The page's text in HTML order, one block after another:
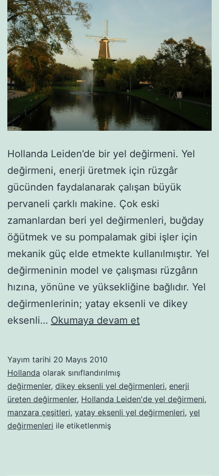
Hollanda Leiden’de bir yel değirmeni. Yel
değirmeni, enerji üretmek için rüzgâr
gücünden faydalanarak çalışan büyük
pervaneli çarklı makine. Çok eski
zamanlardan beri yel değirmenleri, buğday
öğütmek ve su pompalamak gibi işler için
mekanik güç elde etmekte kullanılmıştır. Yel
değirmeninin model ve çalışması rüzgârın
hızına, yönüne ve yüksekliğine bağlıdır. Yel
değirmenlerinin; yatay eksenli ve dikey
eksenli… Okumaya devam etYel
Yayım tarihi 20 Mayıs 2010
Hollanda olarak sınıflandırılmış
değirmenler, dikey eksenli yel değirmenleri, enerji
üreten değirmenler, Hollanda Leiden'de yel değirmeni,
manzara çeşitleri, yatay eksenli yel değirmenleri, yel
değirmenleri ile etiketlenmiş